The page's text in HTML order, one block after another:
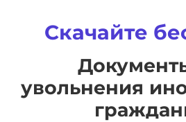
Скачайте
увольнения